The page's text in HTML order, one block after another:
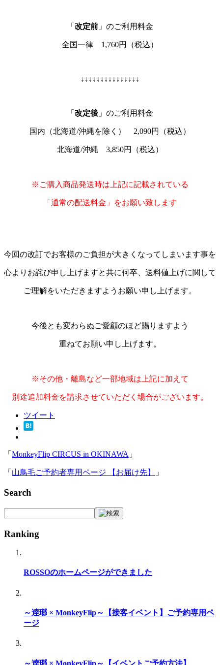
「 改定前 」のご利用料金
全国一律 1,760円（税込）
↓↓↓↓↓↓↓↓↓↓↓↓↓↓↓
「 改定後 」のご利用料金
国内（北海道/沖縄を除く） 2,090円（税込）
北海道/沖縄 3,850円（税込）
※ご購入商品発送時は上記に記載されている
「通常の配送料金」をお願い致します
今回の改訂でお客様のご負担が大きくなってしまいます事を
心よりお詫び申し上げますと共に何卒、送料値上げに関して
ご理解をいただきますようお願い申し上げます。
今後とも変わらぬご愛顧のほど賜りますよう
重ねてお願い申し上げます。
※その他・離島など一部地域は上記に加えて
別途追加料金を請求させていただく場合がございます。
ツイート
「 MonkeyFlip CIRCUS in OKINAWA 」
「 山鳥毛ご予約者専用ページ 【お届け先】 」
Search
Ranking
ROSSOのホームページができました
～逹瑯 × MonkeyFlip～【接客イベント】ご予約専用ペ
ージ
～逹瑯 × MonkeyFlip～【イベントご予約方法】